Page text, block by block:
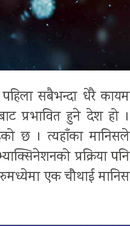
सबैभन्दा धेरै कायम
प्रभावित हुने देश हो ।
छ । त्यहाँका मानिसले
प्रक्रिया पनि
एक चौथाई मानिस